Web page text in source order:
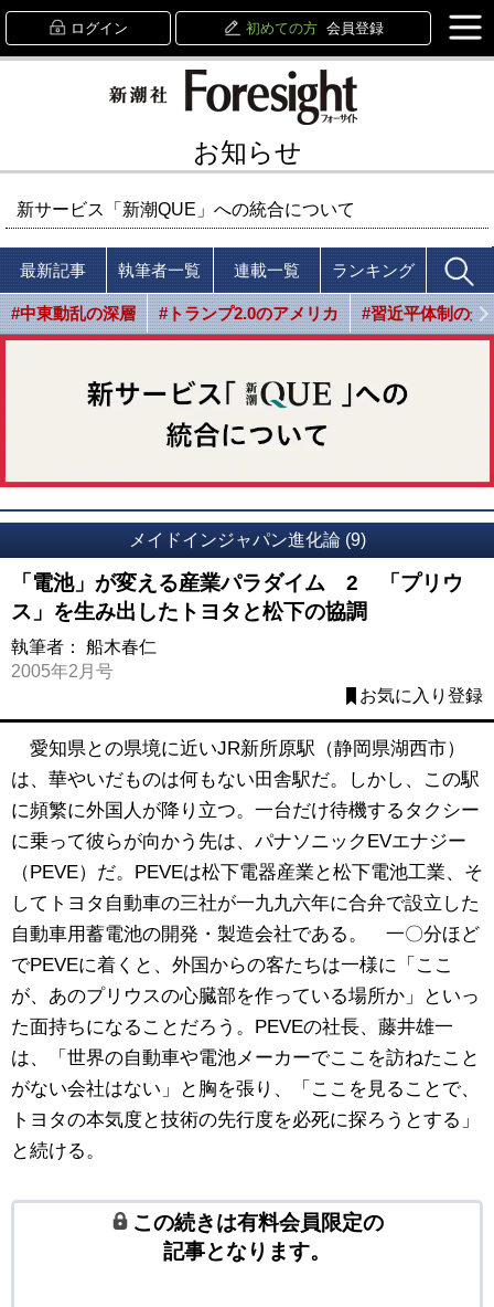
ログイン 初めての方 会員登録
お知らせ
新サービス「新潮QUE」への統合について
最新記事 執筆者一覧 連載一覧 ランキング
#中東動乱の深層 #トランプ2.0のアメリカ #習近平体制の光
メイドインジャパン進化論 (9)
「電池」が変える産業パラダイム 2 「プリウ
ス」を生み出したトヨタと松下の協調
執筆者： 船木春仁
2005年2月号
お気に入り登録
愛知県との県境に近いJR新所原駅（静岡県湖西市）
は、華やいだものは何もない田舎駅だ。しかし、この駅
に頻繁に外国人が降り立つ。一台だけ待機するタクシー
に乗って彼らが向かう先は、パナソニックEVエナジー
（PEVE）だ。PEVEは松下電器産業と松下電池工業、そ
してトヨタ自動車の三社が一九九六年に合弁で設立した
自動車用蓄電池の開発・製造会社である。 一〇分ほど
でPEVEに着くと、外国からの客たちは一様に「ここ
が、あのプリウスの心臓部を作っている場所か」といっ
た面持ちになることだろう。PEVEの社長、藤井雄一
は、「世界の自動車や電池メーカーでここを訪ねたこと
がない会社はない」と胸を張り、「ここを見ることで、
トヨタの本気度と技術の先行度を必死に探ろうとする」
と続ける。
この続きは有料会員限定の
記事となります。